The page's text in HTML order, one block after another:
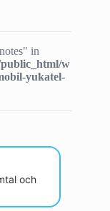
in
w
yukatel-
och